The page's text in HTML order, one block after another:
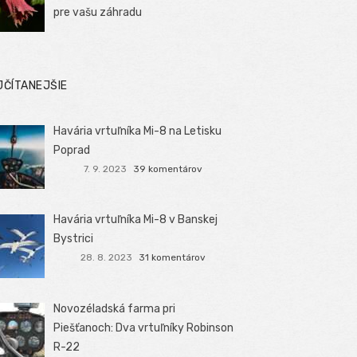
pre vašu záhradu
Havária vrtuľníka Mi-8 na Letisku
Poprad
7. 9. 2023 39 komentárov
Havária vrtuľníka Mi-8 v Banskej
Bystrici
28. 8. 2023 31 komentárov
Novozéladská farma pri
Piešťanoch: Dva vrtuľníky Robinson
R-22